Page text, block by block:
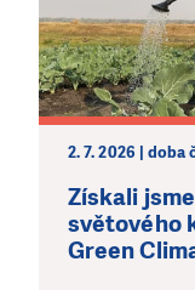
2. 7. 2026 | doba
Získali
světového
Green